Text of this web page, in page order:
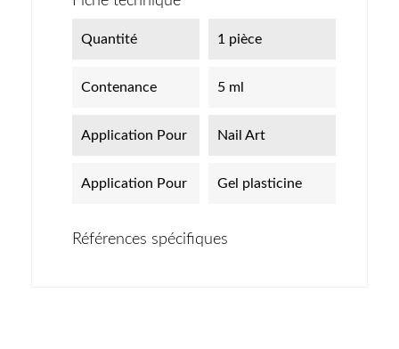
Quantité 1 pièce
Contenance 5 ml
Application Pour Nail Art
Application Pour Gel plasticine
Références spécifiques